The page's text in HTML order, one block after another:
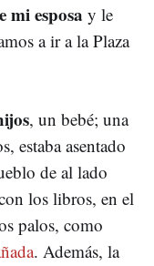
mi esposa y le
a ir a la Plaza
, un bebé; una
estaba asentado
de al lado
los libros, en el
palos, como
. Además, la